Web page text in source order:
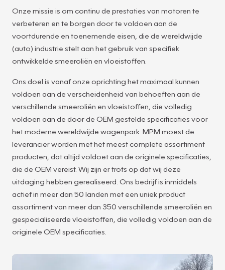
Onze missie is om continu de prestaties van motoren te
verbeteren en te borgen door te voldoen aan de
voortdurende en toenemende eisen, die de wereldwijde
(auto) industrie stelt aan het gebruik van specifiek
ontwikkelde smeeroliën en vloeistoffen.
Ons doel is vanaf onze oprichting het maximaal kunnen
voldoen aan de verscheidenheid van behoeften aan de
verschillende smeeroliën en vloeistoffen, die volledig
voldoen aan de door de OEM gestelde specificaties voor
het moderne wereldwijde wagenpark. MPM moest de
leverancier worden met het meest complete assortiment
producten, dat altijd voldoet aan de originele specificaties,
die de OEM vereist. Wij zijn er trots op dat wij deze
uitdaging hebben gerealiseerd. Ons bedrijf is inmiddels
actief in meer dan 50 landen met een uniek product
assortiment van meer dan 350 verschillende smeeroliën en
gespecialiseerde vloeistoffen, die volledig voldoen aan de
originele OEM specificaties.